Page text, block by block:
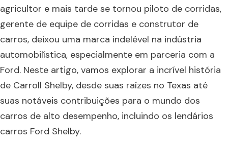
agricultor e mais tarde se tornou piloto de corridas,
gerente de equipe de corridas e construtor de
carros, deixou uma marca indelével na indústria
automobilística, especialmente em parceria com a
Ford. Neste artigo, vamos explorar a incrível história
de Carroll Shelby, desde suas raízes no Texas até
suas notáveis contribuições para o mundo dos
carros de alto desempenho, incluindo os lendários
carros Ford Shelby.